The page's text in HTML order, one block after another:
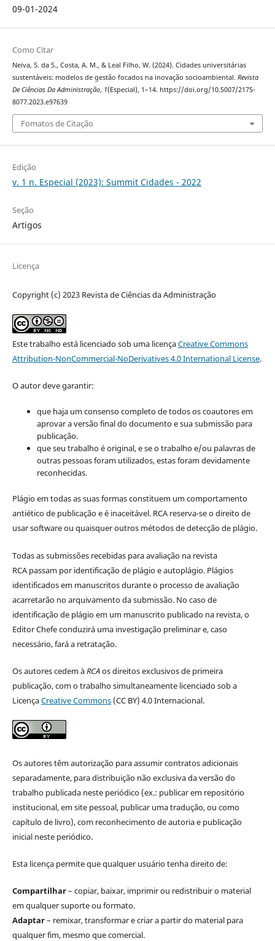
09-01-2024
Como Citar
Neiva, S. da S., Costa, A. M., & Leal Filho, W. (2024). Cidades universitárias
sustentáveis: modelos de gestão focados na inovação socioambiental. Revista
De Ciências Da Administração, 1(Especial), 1–14. https://doi.org/10.5007/2175-
8077.2023.e97639
Fomatos de Citação
Edição
v. 1 n. Especial (2023): Summit Cidades - 2022
Seção
Artigos
Licença
Copyright (c) 2023 Revista de Ciências da Administração
Este trabalho está licenciado sob uma licençaCreative Commons
Attribution-NonCommercial-NoDerivatives 4.0 International License.
O autor deve garantir:
que haja um consenso completo de todos os coautores em
aprovar a versão final do documento e sua submissão para
publicação.
que seu trabalho é original, e se o trabalho e/ou palavras de
outras pessoas foram utilizados, estas foram devidamente
reconhecidas.
Plágio em todas as suas formas constituem um comportamento
antiético de publicação e é inaceitável. RCA reserva-se o direito de
usar software ou quaisquer outros métodos de detecção de plágio.
Todas as submissões recebidas para avaliação na revista
RCA passam por identificação de plágio e autoplágio. Plágios
identificados em manuscritos durante o processo de avaliação
acarretarão no arquivamento da submissão. No caso de
identificação de plágio em um manuscrito publicado na revista, o
Editor Chefe conduzirá uma investigação preliminar e, caso
necessário, fará a retratação.
Os autores cedem àRCAos direitos exclusivos de primeira
publicação, com o trabalho simultaneamente licenciado sob a
LicençaCreative Commons(CC BY) 4.0 Internacional.
Os autores têm autorização para assumir contratos adicionais
separadamente, para distribuição não exclusiva da versão do
trabalho publicada neste periódico (ex.: publicar em repositório
institucional, em site pessoal, publicar uma tradução, ou como
capítulo de livro), com reconhecimento de autoria e publicação
inicial neste periódico.
Esta licença permite que qualquer usuário tenha direito de:
Compartilhar– copiar, baixar, imprimir ou redistribuir o material
em qualquer suporte ou formato.
Adaptar– remixar, transformar e criar a partir do material para
qualquer fim, mesmo que comercial.